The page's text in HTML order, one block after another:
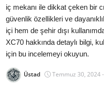
Testler
Markalar
Öneriler
Motosiklet
iç mekanı ile dikkat çeken bir
güvenlik özellikleri ve
içi hem de şehir dışı
XC70 hakkında detaylı bilgi,
için bu incelemeyi okuyun.
Üstad Temmuz 30, 2024